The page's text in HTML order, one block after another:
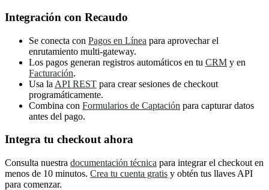
Integración con Recaudo
Se conecta con Pagos en Línea para aprovechar el
enrutamiento multi-gateway.
Los pagos generan registros automáticos en tu CRM y en
Facturación.
Usa la API REST para crear sesiones de checkout
programáticamente.
Combina con Formularios de Captación para capturar datos
antes del pago.
Integra tu checkout ahora
Consulta nuestra documentación técnica para integrar el checkout en
menos de 10 minutos. Crea tu cuenta gratis y obtén tus llaves API
para comenzar.